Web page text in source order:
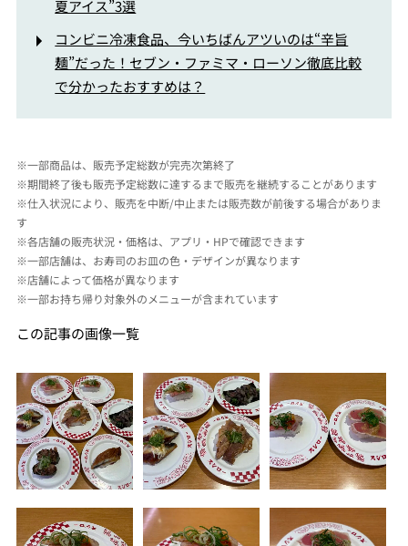
夏アイス”3選
コンビニ冷凍食品、今いちばんアツいのは“辛旨
麺”だった！セブン・ファミマ・ローソン徹底比較
で分かったおすすめは？
※一部商品は、販売予定総数が完売次第終了
※期間終了後も販売予定総数に達するまで販売を継続することがあります
※仕入状況により、販売を中断/中止または販売数が前後する場合がありま
す
※各店舗の販売状況・価格は、アプリ・HPで確認できます
※一部店舗は、お寿司のお皿の色・デザインが異なります
※店舗によって価格が異なります
※一部お持ち帰り対象外のメニューが含まれています
この記事の画像一覧